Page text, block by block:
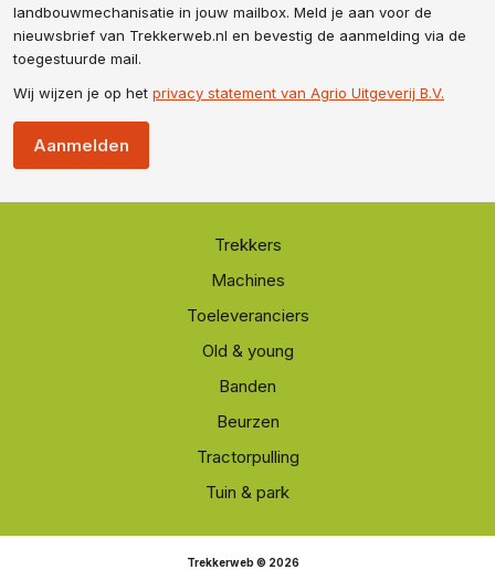
landbouwmechanisatie in jouw mailbox. Meld je aan voor de
nieuwsbrief van Trekkerweb.nl en bevestig de aanmelding via de
toegestuurde mail.
Wij wijzen je op het privacy statement van Agrio Uitgeverij B.V.
Aanmelden
Trekkers
Machines
Toeleveranciers
Old & young
Banden
Beurzen
Tractorpulling
Tuin & park
Trekkerweb © 2026